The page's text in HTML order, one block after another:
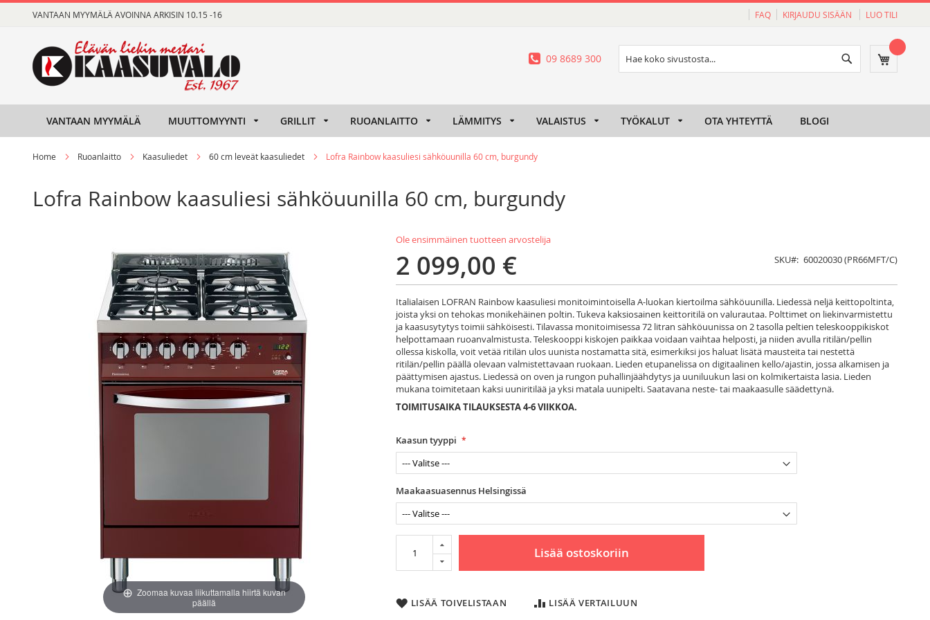
to
VANTAAN MYYMÄLÄ AVOINNA ARKISIN 10.15 -16 FAQ KIRJAUDU SISÄÄN LUO TILI
Ostoskori
Haku
09 8689 300
VANTAAN MYYMÄLÄ MUUTTOMYYNTI GRILLIT RUOANLAITTO LÄMMITYS VALAISTUS TYÖKALUT OTA YHTEYTTÄ BLOGI
Home Ruoanlaitto Kaasuliedet 60 cm leveät kaasuliedet Lofra Rainbow kaasuliesi sähköuunilla 60 cm, burgundy
Lofra Rainbow kaasuliesi sähköuunilla 60 cm, burgundy
Ole ensimmäinen tuotteen arvostelija
2 099,00 € SKU 60020030 (PR66MFT/C)
Italialaisen LOFRAN Rainbow kaasuliesi monitoimintoisella A-luokan kiertoilma sähköuunilla. Liedessä neljä keittopoltinta,
joista yksi on tehokas monikehäinen poltin. Tukeva kaksiosainen keittoritilä on valurautaa. Polttimet on liekinvarmistettu
ja kaasusytytys toimii sähköisesti. Tilavassa monitoimisessa 72 litran sähköuunissa on 2 tasolla peltien teleskooppikiskot
helpottamaan ruoanvalmistusta. Teleskooppi kiskojen paikkaa voidaan vaihtaa helposti, ja niiden avulla ritilän/pellin
ollessa kiskolla, voit vetää ritilän ulos uunista nostamatta sitä, esimerkiksi jos haluat lisätä mausteita tai nestettä
ritilän/pellin päällä olevaan valmistettavaan ruokaan. Lieden etupanelissa on digitaalinen kello/ajastin, jossa alkamisen ja
päättymisen ajastus. Liedessä on oven ja rungon puhallinjäähdytys ja uuniluukun lasi on kolmikertaista lasia. Lieden
mukana toimitetaan kaksi uuniritilää ja yksi matala uunipelti. Saatavana neste- tai maakaasulle säädettynä.
TOIMITUSAIKA TILAUKSESTA 4-6 VIIKKOA.
Kaasun tyyppi
Maakaasuasennus Helsingissä
Lisää ostoskoriin
LISÄÄ TOIVELISTAAN LISÄÄ VERTAILUUN
Zoomaa kuvaa liikuttamalla hiirtä kuvan
päällä